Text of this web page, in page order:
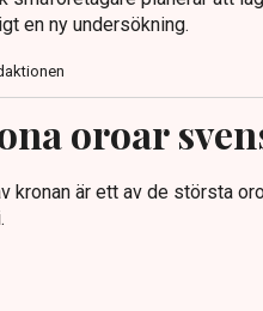
en ny undersökning.
oroar
kronan är ett av de största